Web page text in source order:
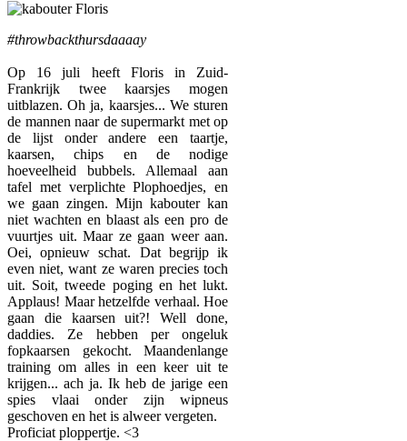
#throwbackthursdaaaay
Op 16 juli heeft Floris in Zuid-
Frankrijk twee kaarsjes mogen
uitblazen. Oh ja, kaarsjes... We sturen
de mannen naar de supermarkt met op
de lijst onder andere een taartje,
kaarsen, chips en de nodige
hoeveelheid bubbels. Allemaal aan
tafel met verplichte Plophoedjes, en
we gaan zingen. Mijn kabouter kan
niet wachten en blaast als een pro de
vuurtjes uit. Maar ze gaan weer aan.
Oei, opnieuw schat. Dat begrijp ik
even niet, want ze waren precies toch
uit. Soit, tweede poging en het lukt.
Applaus! Maar hetzelfde verhaal. Hoe
gaan die kaarsen uit?! Well done,
daddies. Ze hebben per ongeluk
fopkaarsen gekocht. Maandenlange
training om alles in een keer uit te
krijgen... ach ja. Ik heb de jarige een
spies vlaai onder zijn wipneus
geschoven en het is alweer vergeten.
Proficiat ploppertje. <3